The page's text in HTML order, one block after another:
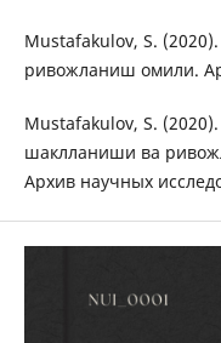
Mustafakulov, S.
ривожланиш омили.
Mustafakulov, S.
шаклланиши ва
Архив научных